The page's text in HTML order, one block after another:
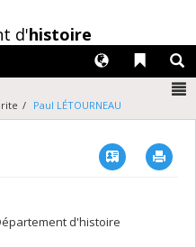
d'histoire
Liens
Langues
Paul LÉTOURNEAU
Vcard
d'histoire